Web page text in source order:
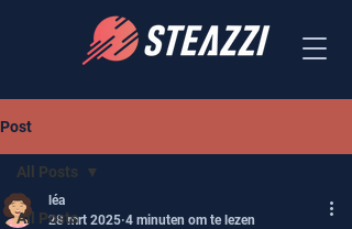
Post
All Posts
All Posts
léa
28 mrt 2025 4 minuten om te lezen